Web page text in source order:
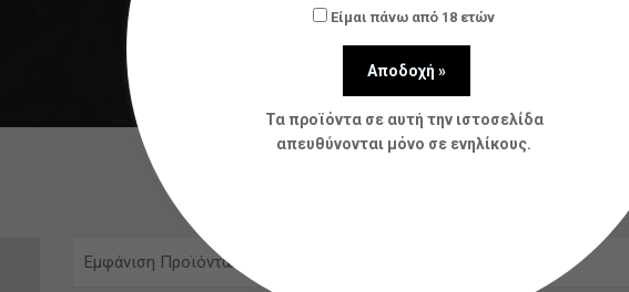
Εμφάνιση Προϊόντων
Είμαι πάνω από 18 ετών
Τα προϊόντα σε αυτή την ιστοσελίδα
απευθύνονται μόνο σε ενηλίκους.